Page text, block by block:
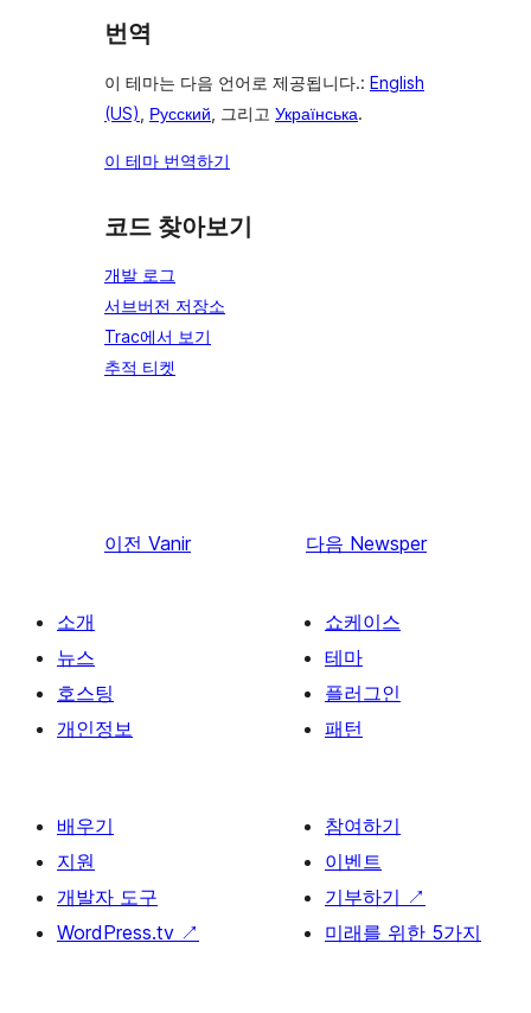
번역
이 테마는 다음 언어로 제공됩니다.: English
(US)
Русский , 그리고 Українська.
이 테마 번역하기
코드 찾아보기
개발 로그
서브버전 저장소
Trac에서 보기
추적 티켓
이전 Vanir 다음 Newsper
소개
뉴스
호스팅
개인정보
쇼케이스
테마
플러그인
패턴
배우기
지원
개발자 도구
WordPress.tv ↗
참여하기
이벤트
기부하기 ↗
미래를 위한 5가지